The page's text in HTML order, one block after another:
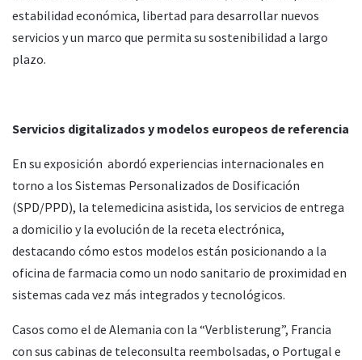
estabilidad económica, libertad para desarrollar nuevos
servicios y un marco que permita su sostenibilidad a largo
plazo.
Servicios digitalizados y modelos europeos de referencia
En su exposición abordó experiencias internacionales en
torno a los Sistemas Personalizados de Dosificación
(SPD/PPD), la telemedicina asistida, los servicios de entrega
a domicilio y la evolución de la receta electrónica,
destacando cómo estos modelos están posicionando a la
oficina de farmacia como un nodo sanitario de proximidad en
sistemas cada vez más integrados y tecnológicos.
Casos como el de Alemania con la “Verblisterung”, Francia
con sus cabinas de teleconsulta reembolsadas, o Portugal e